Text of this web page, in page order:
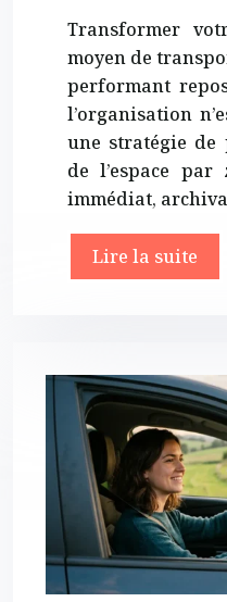
Transformer
moyen de
performant
l’organisation
une stratégie de
de l’espace par
immédiat,
Lire la suite